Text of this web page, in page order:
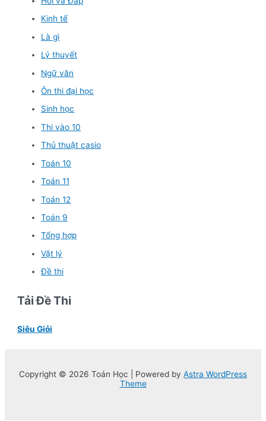
Kinh tế
Là gì
Lý thuyết
Ngữ văn
Ôn thi đại học
Sinh học
Thi vào 10
Thủ thuật casio
Toán 10
Toán 11
Toán 12
Toán 9
Tổng hợp
Vật lý
Đề thi
Tải Đề Thi
Siêu Giỏi
Copyright © 2026 Toán Học | Powered by Astra WordPress
Theme